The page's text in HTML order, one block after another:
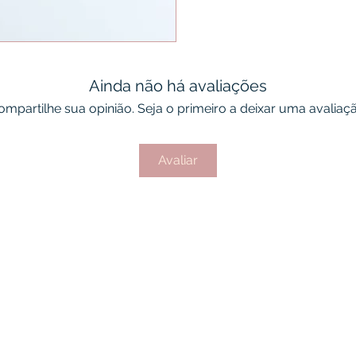
Ainda não há avaliações
sua opinião. Seja o primeiro a deixar uma
Avaliar